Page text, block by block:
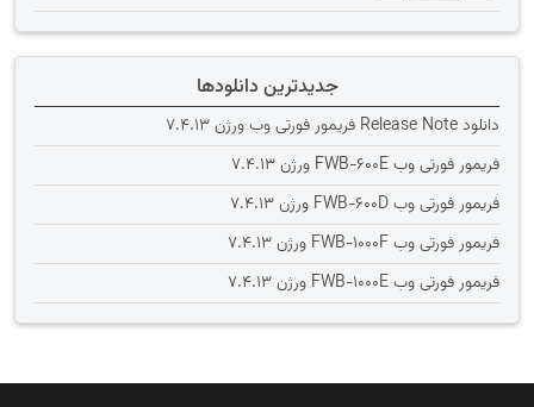
جدیدترین دانلودها
دانلود Release Note فریمور فورتی وب ورژن 7.4.13
فریمور فورتی وب FWB-600E ورژن 7.4.13
فریمور فورتی وب FWB-600D ورژن 7.4.13
فریمور فورتی وب FWB-1000F ورژن 7.4.13
فریمور فورتی وب FWB-1000E ورژن 7.4.13